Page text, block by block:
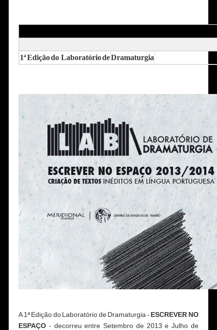
1ª Edição do Laboratório de Dramaturgia
A 1ª Edição do Laboratório de Dramaturgia - ESCREVER NO
ESPAÇO - decorreu entre Setembro de 2013 e Julho de